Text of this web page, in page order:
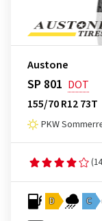
Austone
SP 801 DOT
155/70 R12 73T
PKW
D C